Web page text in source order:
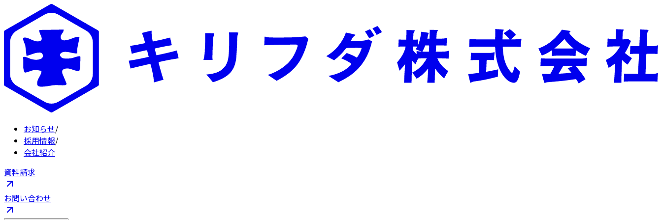
お知らせ/
採用情報/
会社紹介
資料請求
お問い合わせ